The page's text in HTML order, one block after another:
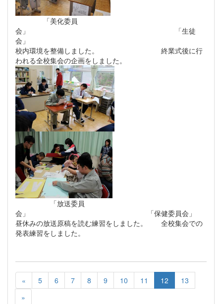
「美化委員
会」 「生徒
会」
校内環境を整備しました。 終業式後に行
われる全校集会の企画をしました。
「放送委員
会」 「保健委員会」
昼休みの放送原稿を読む練習をしました。 全校集会での
発表練習をしました。
« 5 6 7 8 9 10 11 12
13
»